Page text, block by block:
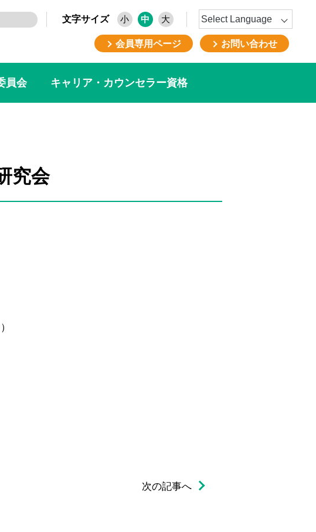
文字サイズ 小 中 大
会員専用ページ お問い合わせ
員会 キャリア・カウンセラー資格
究会
次の記事へ